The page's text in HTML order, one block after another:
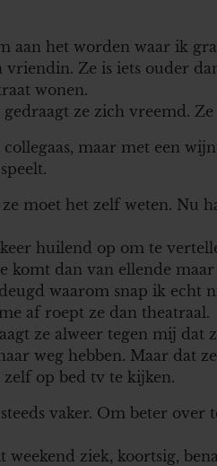
aan het worden waar ik
Ze is iets ouder
wonen.
ze zich vreemd.
maar met een
moet het zelf weten. Nu
huilend op om te
komt dan van ellende
waarom snap ik echt
af roept ze dan theatraal.
ze alweer tegen mij dat
weg hebben. Maar dat
op bed tv te kijken.
vaker. Om beter over
weekend ziek, koortsig,